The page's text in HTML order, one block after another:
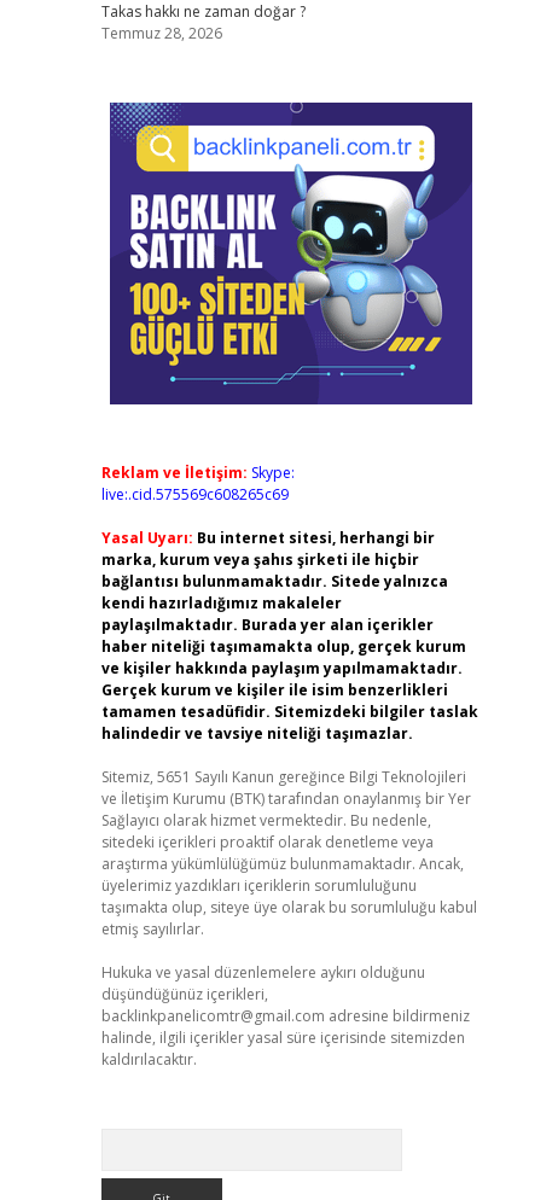
Takas hakkı ne zaman doğar ?
Temmuz 28, 2026
Reklam ve İletişim: Skype:
live:.cid.575569c608265c69
Yasal Uyarı: Bu internet sitesi, herhangi bir
marka, kurum veya şahıs şirketi ile hiçbir
bağlantısı bulunmamaktadır. Sitede yalnızca
kendi hazırladığımız makaleler
paylaşılmaktadır. Burada yer alan içerikler
haber niteliği taşımamakta olup, gerçek kurum
ve kişiler hakkında paylaşım yapılmamaktadır.
Gerçek kurum ve kişiler ile isim benzerlikleri
tamamen tesadüfidir. Sitemizdeki bilgiler taslak
halindedir ve tavsiye niteliği taşımazlar.
Sitemiz, 5651 Sayılı Kanun gereğince Bilgi Teknolojileri
ve İletişim Kurumu (BTK) tarafından onaylanmış bir Yer
Sağlayıcı olarak hizmet vermektedir. Bu nedenle,
sitedeki içerikleri proaktif olarak denetleme veya
araştırma yükümlülüğümüz bulunmamaktadır. Ancak,
üyelerimiz yazdıkları içeriklerin sorumluluğunu
taşımakta olup, siteye üye olarak bu sorumluluğu kabul
etmiş sayılırlar.
Hukuka ve yasal düzenlemelere aykırı olduğunu
düşündüğünüz içerikleri,
backlinkpanelicomtr@gmail.com adresine bildirmeniz
halinde, ilgili içerikler yasal süre içerisinde sitemizden
kaldırılacaktır.